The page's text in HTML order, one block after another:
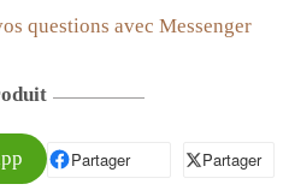
questions avec Messenger
PartagerPartager sur Facebook
Partager